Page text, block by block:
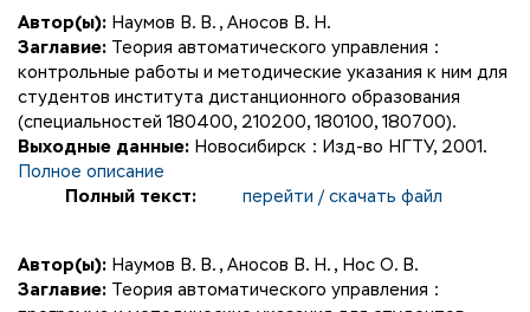
Автор(ы): Наумов В. В. , Аносов В. Н.
Заглавие: Теория автоматического управления :
контрольные работы и методические указания к ним для
студентов института дистанционного образования
(специальностей 180400, 210200, 180100, 180700).
Выходные данные: Новосибирск : Изд-во НГТУ, 2001.
Полное описание
Полный текст:
перейти / скачать файл
Автор(ы): Наумов В. В. , Аносов В. Н. , Нос О. В.
Заглавие: Теория автоматического управления :